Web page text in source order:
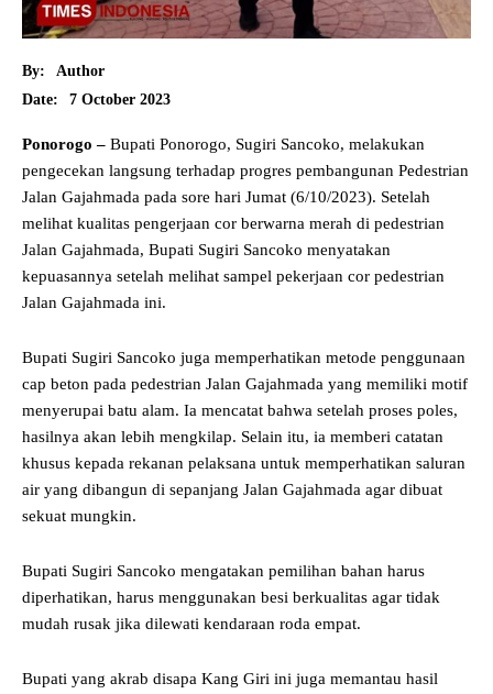
By:
Author
Date:
7 October 2023
Ponorogo – Bupati Ponorogo, Sugiri Sancoko, melakukan
pengecekan langsung terhadap progres pembangunan Pedestrian
Jalan Gajahmada pada sore hari Jumat (6/10/2023). Setelah
melihat kualitas pengerjaan cor berwarna merah di pedestrian
Jalan Gajahmada, Bupati Sugiri Sancoko menyatakan
kepuasannya setelah melihat sampel pekerjaan cor pedestrian
Jalan Gajahmada ini.
Bupati Sugiri Sancoko juga memperhatikan metode penggunaan
cap beton pada pedestrian Jalan Gajahmada yang memiliki motif
menyerupai batu alam. Ia mencatat bahwa setelah proses poles,
hasilnya akan lebih mengkilap. Selain itu, ia memberi catatan
khusus kepada rekanan pelaksana untuk memperhatikan saluran
air yang dibangun di sepanjang Jalan Gajahmada agar dibuat
sekuat mungkin.
Bupati Sugiri Sancoko mengatakan pemilihan bahan harus
diperhatikan, harus menggunakan besi berkualitas agar tidak
mudah rusak jika dilewati kendaraan roda empat.
Bupati yang akrab disapa Kang Giri ini juga memantau hasil